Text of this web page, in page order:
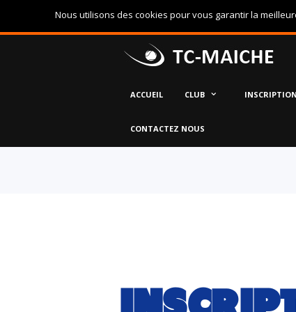
ACCUEIL CLUB
CONTACTEZ NOUS
Nous utilisons des cookies pour vous garantir la